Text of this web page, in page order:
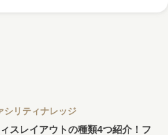
シリティナレッジ
スレイアウトの種類4つ紹介！フ